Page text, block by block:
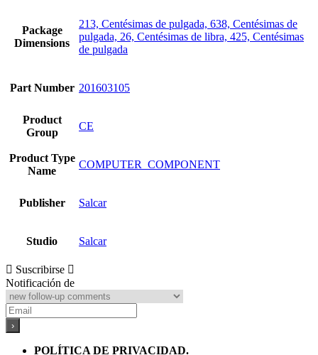
Package
Dimensions
213, Centésimas de pulgada, 638, Centésimas de
pulgada, 26, Centésimas de libra, 425, Centésimas
de pulgada
Part Number 201603105
Product
Group
CE
Product Type
Name
COMPUTER_COMPONENT
Publisher Salcar
Studio Salcar
Suscribirse
Notificación de
POLÍTICA DE PRIVACIDAD.